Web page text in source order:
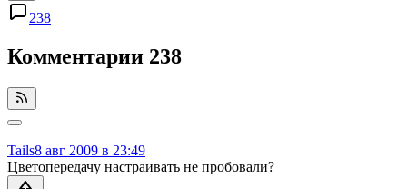
238
Комментарии 238
Tails8 авг 2009 в 23:49
Цветопередачу настраивать не пробовали?